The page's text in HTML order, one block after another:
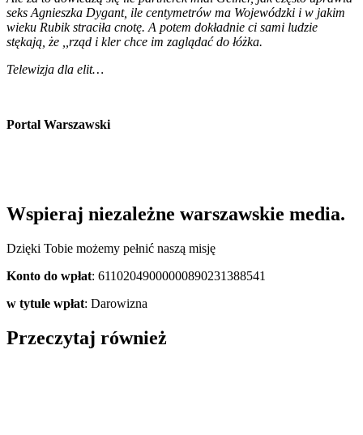
seks Agnieszka Dygant, ile centymetrów ma Wojewódzki i w jakim
wieku Rubik straciła cnotę. A potem dokładnie ci sami ludzie
stękają, że ,,rząd i kler chce im zaglądać do łóżka.
Telewizja dla elit…
Portal Warszawski
Wspieraj niezależne warszawskie media.
Dzięki Tobie możemy pełnić naszą misję
Konto do wpłat: 61102049000000890231388541
w tytule wpłat: Darowizna
Przeczytaj również